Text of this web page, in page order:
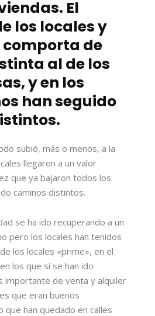
El
los locales y
comporta de
al de los
y en los
han seguido
subió, más o menos, a la
llegaron a un valor
que ya bajaron todos los
caminos distintos.
se ha ido recuperando a un
pero los locales han tenidos
los locales «prime», en el
los que sí se han ido
importante de venta y alquiler
que eran buenos
han quedado en calles